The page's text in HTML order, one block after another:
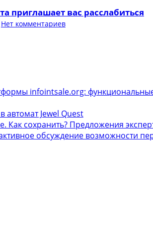
приглашает вас расслабиться
Нет комментариев
infointsale.org:
автомат Jewel Quest
Как сохранить? Предложения
обсуждение возможности